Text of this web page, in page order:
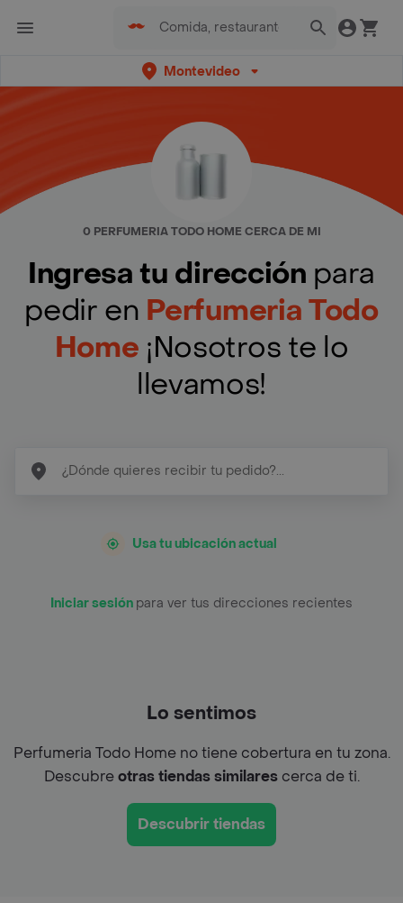
Montevideo
0 PERFUMERIA TODO HOME CERCA DE MI
Ingresa tu dirección para
pedir en Perfumeria Todo
Home ¡Nosotros te lo
llevamos!
Usa tu ubicación actual
Iniciar sesión para ver tus direcciones recientes
Lo sentimos
Perfumeria Todo Home no tiene cobertura en tu zona.
Descubreotras tiendas similarescerca de ti.
Descubrir tiendas